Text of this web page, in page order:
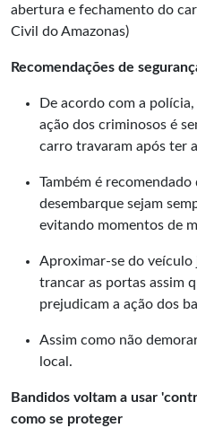
abertura e fechamento do
Civil do Amazonas)
Recomendações de
De acordo com a
ação dos criminosos é
carro travaram após ter
Também é
desembarque sejam
evitando momentos de
Aproximar-se do veículo
trancar as portas assim
prejudicam a ação dos
Assim como não
local.
Bandidos voltam a usar
como se proteger